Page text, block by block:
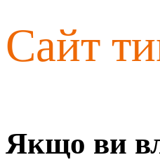
Сайт
Якщо ви